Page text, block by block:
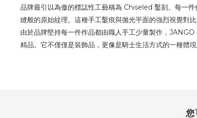
品牌最引以為傲的標誌性工藝稱為 Chiseled 鑿刻。每一
縫般的原始紋理。這種手工鑿痕與拋光平面的強烈視覺對
由於品牌堅持每一件作品都由職人手工少量製作，
精品。它不僅僅是裝飾品，更像是騎士生活方式的一種體